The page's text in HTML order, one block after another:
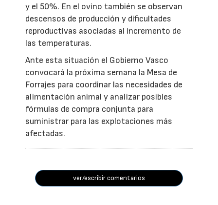
y el 50%. En el ovino también se observan
descensos de producción y dificultades
reproductivas asociadas al incremento de
las temperaturas.
Ante esta situación el Gobierno Vasco
convocará la próxima semana la Mesa de
Forrajes para coordinar las necesidades de
alimentación animal y analizar posibles
fórmulas de compra conjunta para
suministrar para las explotaciones más
afectadas.
ver/escribir comentarios